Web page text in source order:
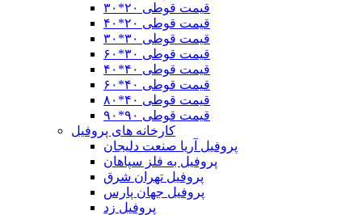
قیمت قوطی ۲۰*۳۰
قیمت قوطی ۲۰*۴۰
قیمت قوطی ۳۰*۳۰
قیمت قوطی ۳۰*۶۰
قیمت قوطی ۴٠*۴٠
قیمت قوطی ۴۰*۶۰
قیمت قوطی ۴٠*٨٠
قیمت قوطی ۹۰*۹۰
کارخانه های پروفیل
پروفیل آریا صنعت دلیجان
پروفیل به فلز سپاهان
پروفیل تهران شرق
پروفیل جهان پارس
پروفیل زد